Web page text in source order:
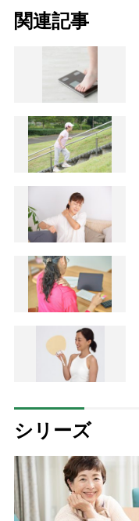
関連記事
シリーズ